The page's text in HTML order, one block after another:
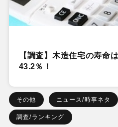
【調査】木造住宅の寿命
43.2％！
その他 ニュース/時事ネタ
調査/ランキング